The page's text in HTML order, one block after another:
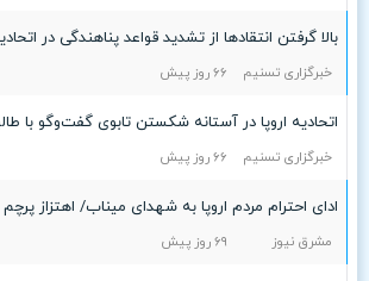
بالا گرفتن انتقادها از تشدید قواعد پناهندگی در
خبرگزاری تسنیم ۶۶ روز پیش
اتحادیه اروپا در آستانه شکستن تابوی گفت‌وگو با
خبرگزاری تسنیم ۶۶ روز پیش
مشرق نیوز ۶٩ روز پیش